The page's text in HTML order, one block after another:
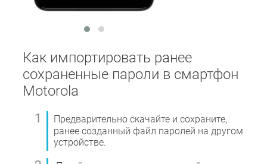
Как импортировать ранее
сохраненные пароли в смартфон
Motorola
Предварительно скачайте и сохраните,
ранее созданный файл паролей на другом
устройстве.